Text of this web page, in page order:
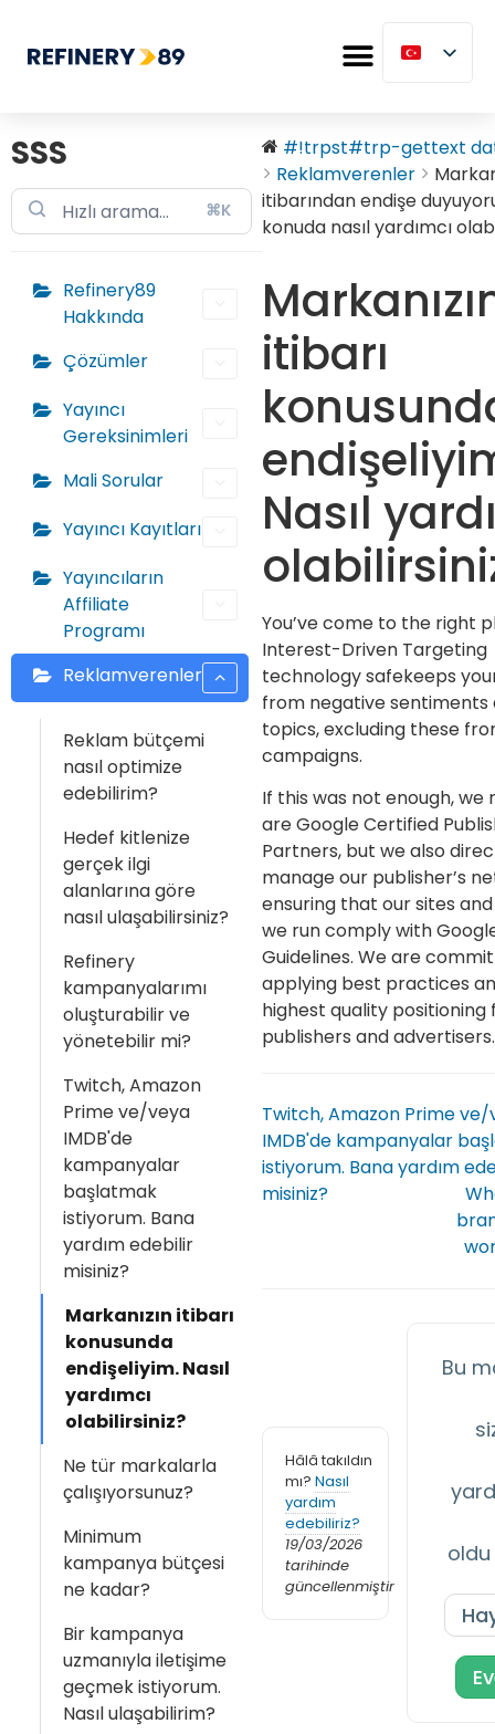
SSS
⌘K
Refinery89
Hakkında
Çözümler
Yayıncı
Gereksinimleri
Mali Sorular
Yayıncı Kayıtları
Yayıncıların
Affiliate
Programı
Reklamverenler
Reklam bütçemi
nasıl optimize
edebilirim?
Hedef kitlenize
gerçek ilgi
alanlarına göre
nasıl ulaşabilirsiniz?
Refinery
kampanyalarımı
oluşturabilir ve
yönetebilir mi?
Twitch, Amazon
Prime ve/veya
IMDB'de
kampanyalar
başlatmak
istiyorum. Bana
yardım edebilir
misiniz?
Markanızın itibarı
konusunda
endişeliyim. Nasıl
yardımcı
olabilirsiniz?
Ne tür markalarla
çalışıyorsunuz?
Minimum
kampanya bütçesi
ne kadar?
Bir kampanya
uzmanıyla iletişime
geçmek istiyorum.
Nasıl ulaşabilirim?
#!trpst#trp-gettext
Reklamverenler
itibarından endişe
konuda nasıl yardımcı
itibarı
Nasıl
You’ve come to the right
Interest-Driven Targeting
technology safekeeps
from negative sentiments
topics, excluding these
campaigns.
If this was not enough, we
are Google Certified
Partners, but we also
manage our publisher’s
ensuring that our sites
we run comply with
Guidelines. We are
applying best practices
highest quality positioning
publishers and advertisers.
Twitch, Amazon Prime
IMDB'de kampanyalar
istiyorum. Bana yardım
misiniz?
Hâlâ takıldın
mı? Nasıl
yardım
edebiliriz?
19/03/2026
tarihinde
güncellenmiştir
Bu